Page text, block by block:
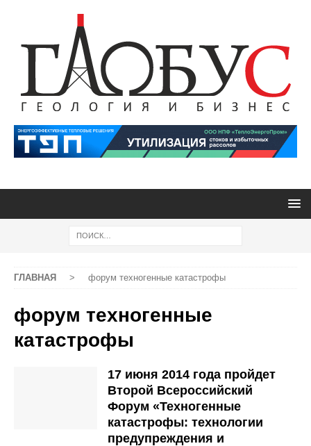
ГЛАВНАЯ > форум техногенные катастрофы
форум техногенные
катастрофы
17 июня 2014 года пройдет
Второй Всероссийский
Форум «Техногенные
катастрофы: технологии
предупреждения и